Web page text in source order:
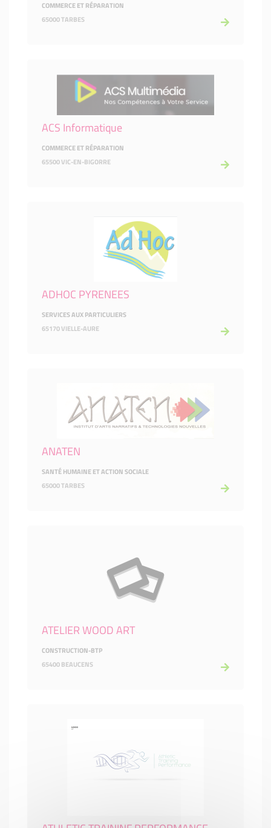
COMMERCE ET RÉPARATION
65000 TARBES
ACS Informatique
COMMERCE ET RÉPARATION
65500 VIC-EN-BIGORRE
ADHOC PYRENEES
SERVICES AUX PARTICULIERS
65170 VIELLE-AURE
ANATEN
SANTÉ HUMAINE ET ACTION SOCIALE
65000 TARBES
ATELIER WOOD ART
CONSTRUCTION-BTP
65400 BEAUCENS